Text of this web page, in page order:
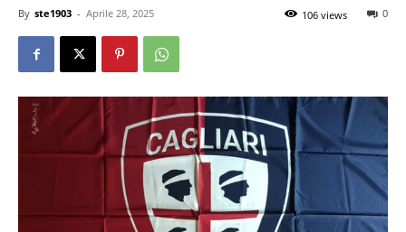
By ste1903 - Aprile 28, 2025 0
106 views